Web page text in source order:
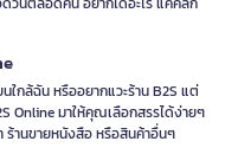
ใกล้ฉัน หรืออยากแวะร้าน B2S แต่
Online มาให้คุณเลือกสรรได้ง่ายๆ
านขายหนังสือ หรือสินค้าอื่นๆ